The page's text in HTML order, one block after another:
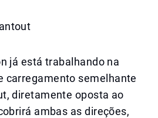
já está trabalhando na
carregamento semelhante
diretamente oposta ao
ambas as direções,